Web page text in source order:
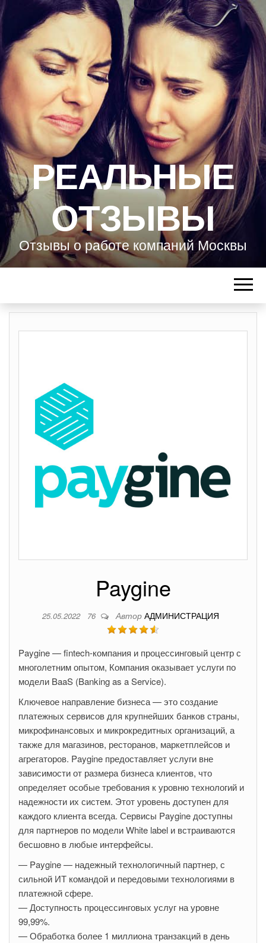
РЕАЛЬНЫЕ
ОТЗЫВЫ
Отзывы о работе компаний Москвы
Paygine
25.05.2022 76 Автор АДМИНИСТРАЦИЯ
Paygine — fintech-компания и процессинговый центр с
многолетним опытом, Компания оказывает услуги по
модели BaaS (Banking as a Service).
Ключевое направление бизнеса — это создание
платежных сервисов для крупнейших банков страны,
микрофинансовых и микрокредитных организаций, а
также для магазинов, ресторанов, маркетплейсов и
агрегаторов. Paygine предоставляет услуги вне
зависимости от размера бизнеса клиентов, что
определяет особые требования к уровню технологий и
надежности их систем. Этот уровень доступен для
каждого клиента всегда. Сервисы Paygine доступны
для партнеров по модели White label и встраиваются
бесшовно в любые интерфейсы.
— Paygine — надежный технологичный партнер, с
сильной ИТ командой и передовыми технологиями в
платежной сфере.
— Доступность процессинговых услуг на уровне
99,99%.
— Обработка более 1 миллиона транзакций в день